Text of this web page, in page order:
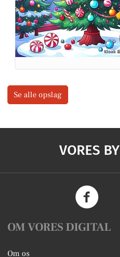
Se alle opslag
VORES BY
OM VORES DIGITAL
Om os